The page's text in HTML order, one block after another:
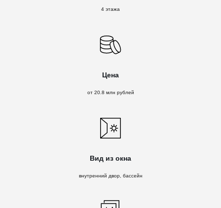
4 этажа
Цена
от 20.8 млн рублей
Вид из окна
внутренний двор, бассейн